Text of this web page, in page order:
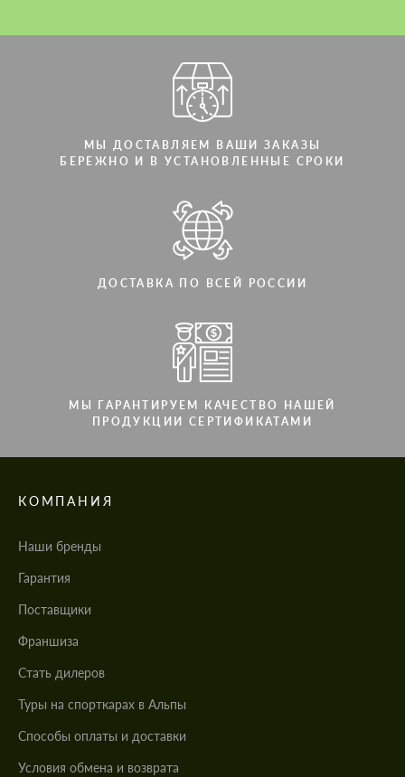
МЫ ДОСТАВЛЯЕМ ВАШИ ЗАКАЗЫ
БЕРЕЖНО И В УСТАНОВЛЕННЫЕ СРОКИ
ДОСТАВКА ПО ВСЕЙ РОССИИ
МЫ ГАРАНТИРУЕМ КАЧЕСТВО НАШЕЙ
ПРОДУКЦИИ СЕРТИФИКАТАМИ
КОМПАНИЯ
Наши бренды
Гарантия
Поставщики
Франшиза
Стать дилеров
Туры на спорткарах в Альпы
Cпособы оплаты и доставки
Условия обмена и возврата